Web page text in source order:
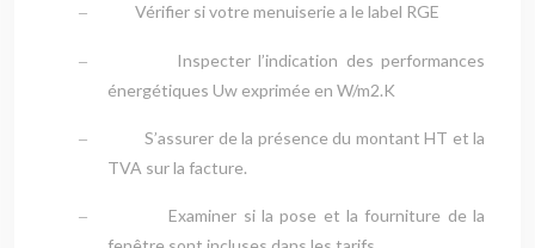
– Vérifier si votre menuiserie a le label RGE
–
Inspecter l’indication des performances
énergétiques Uw exprimée en W/m2.K
–
S’assurer de la présence du montant HT et la
TVA sur la facture.
–
Examiner si la pose et la fourniture de la